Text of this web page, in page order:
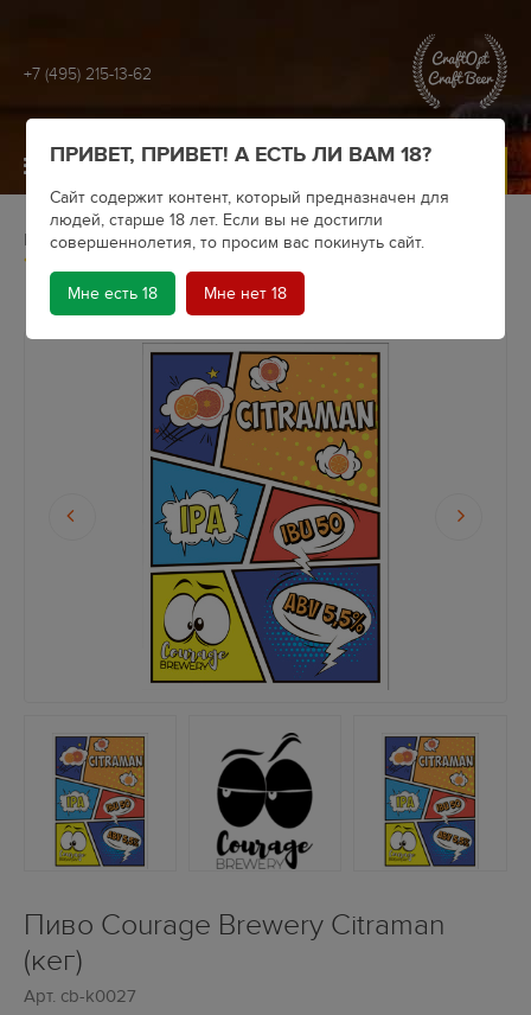
+7 (495) 215-13-62
МЕНЮ
Главная Архив
Courage Brewery
Пиво Courage Brewery Citraman
(кег)
Арт. cb-k0027
ПРИВЕТ, ПРИВЕТ! А ЕСТЬ ЛИ ВАМ 18?
Сайт содержит контент, который предназначен для
людей, старше 18 лет. Если вы не достигли
совершеннолетия, то просим вас покинуть сайт.
Мне есть 18 Мне нет 18